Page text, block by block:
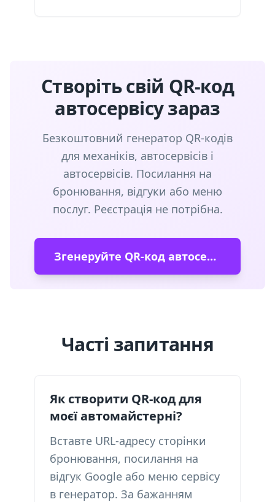
Створіть свій QR-код
автосервісу зараз
Безкоштовний генератор QR-кодів
для механіків, автосервісів і
автосервісів. Посилання на
бронювання, відгуки або меню
послуг. Реєстрація не потрібна.
Згенеруйте QR-код автосервісу
Часті запитання
Як створити QR-код для
моєї автомайстерні?
Вставте URL-адресу сторінки
бронювання, посилання на
відгук Google або меню сервісу
в генератор. За бажанням